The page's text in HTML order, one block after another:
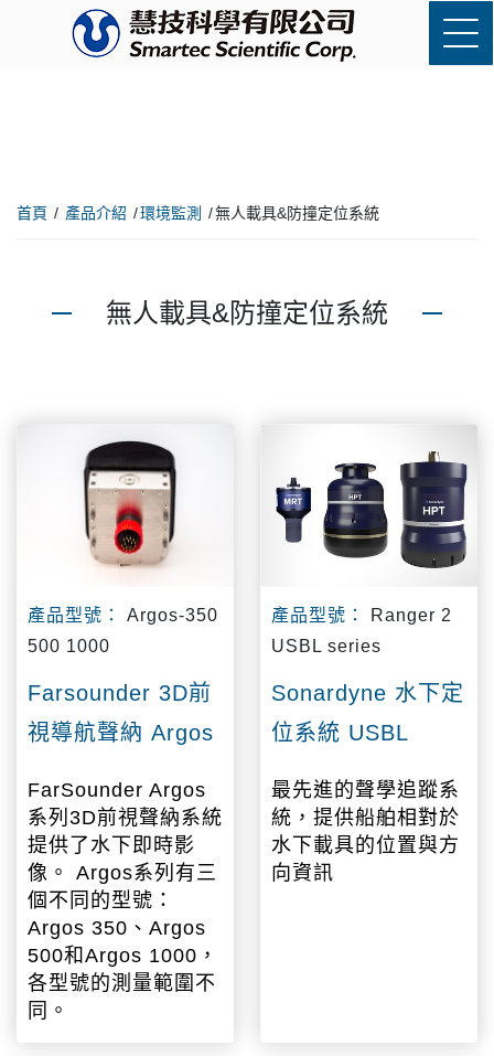
首頁 產品介紹 環境監測 無人載具&防撞定位系統
無人載具&防撞定位系統
產品型號：
Argos-350
500 1000
Farsounder 3D前
視導航聲納 Argos
FarSounder Argos
系列3D前視聲納系統
提供了水下即時影
像。 Argos系列有三
個不同的型號：
Argos 350、Argos
500和Argos 1000，
各型號的測量範圍不
同。
產品型號：
Ranger 2
USBL series
Sonardyne 水下定
位系統 USBL
最先進的聲學追蹤系
統，提供船舶相對於
水下載具的位置與方
向資訊